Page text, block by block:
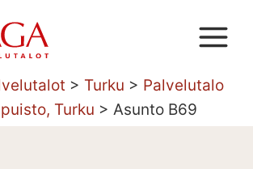
> Turku > Palvelutalo
Turku > Asunto B69